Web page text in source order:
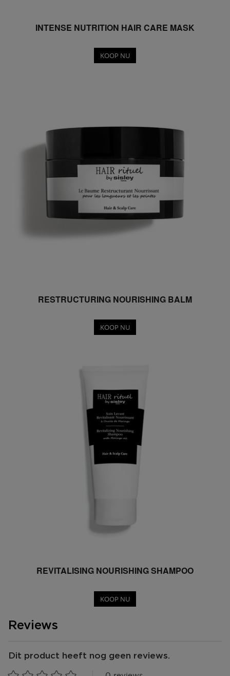
INTENSE NUTRITION HAIR CARE MASK
KOOP NU
RESTRUCTURING NOURISHING BALM
KOOP NU
REVITALISING NOURISHING SHAMPOO
KOOP NU
Reviews
Dit product heeft nog geen reviews.